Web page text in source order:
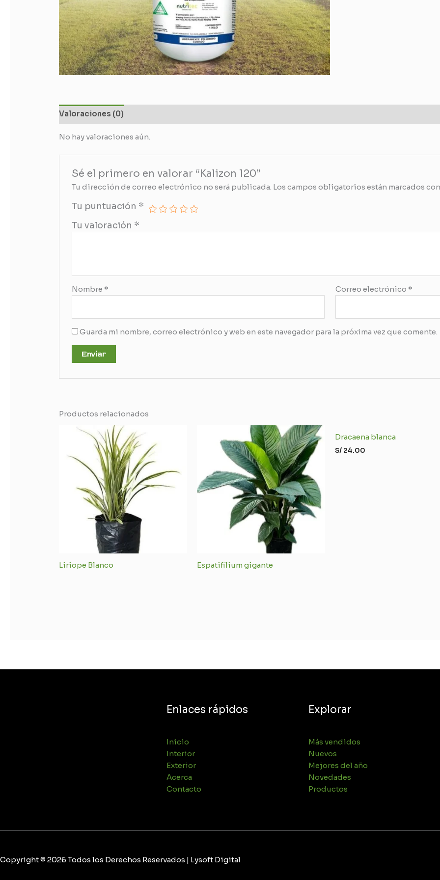
Valoraciones (0)
No hay valoraciones aún.
Sé el primero en valorar “Kalizon 120”
Tu dirección de correo electrónico no será publicada. Los campos obligatorios están marcados
Tu puntuación *
Tu valoración *
Nombre * Correo electrónico *
Guarda mi nombre, correo electrónico y web en este navegador para la próxima vez que comente.
Productos relacionados
Liriope Blanco Espatifilium gigante
Dracaena blanca
S/24.00
Enlaces rápidos
Inicio
Interior
Exterior
Acerca
Contacto
Explorar
Más vendidos
Nuevos
Mejores del año
Novedades
Productos
Copyright © 2026 Todos los Derechos Reservados | Lysoft Digital